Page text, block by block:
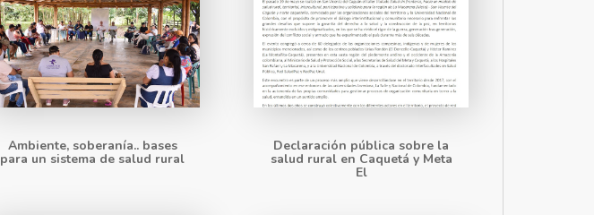
Ambiente, soberanía.. bases
para un sistema de salud rural
Declaración pública sobre la
salud rural en Caquetá y Meta
El